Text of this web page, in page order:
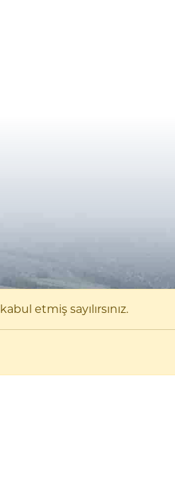
kabul etmiş sayılırsınız.